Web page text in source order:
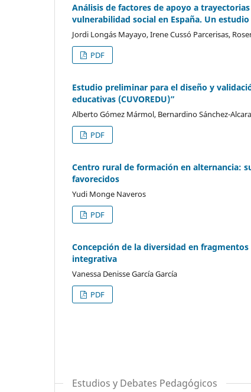
Análisis de factores de apoyo a
vulnerabilidad social en España. Un
Jordi Longás Mayayo, Irene Cussó Parcerisas,
PDF
Estudio preliminar para el diseño y
educativas (CUVOREDU)”
Alberto Gómez Mármol, Bernardino Sánchez-
PDF
Centro rural de formación en alternancia:
favorecidos
Yudi Monge Naveros
PDF
Concepción de la diversidad en
integrativa
Vanessa Denisse García García
PDF
Estudios y Debates Pedagógicos